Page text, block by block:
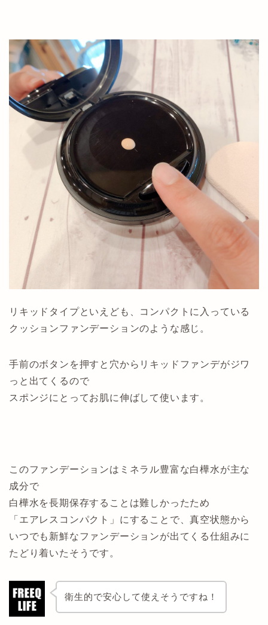
リキッドタイプといえども、コンパクトに入っている
クッションファンデーションのような感じ。
手前のボタンを押すと穴からリキッドファンデがジワ
っと出てくるので
スポンジにとってお肌に伸ばして使います。
このファンデーションはミネラル豊富な白樺水が主な
成分で
白樺水を長期保存することは難しかったため
「エアレスコンパクト」にすることで、真空状態から
いつでも新鮮なファンデーションが出てくる仕組みに
たどり着いたそうです。
衛生的で安心して使えそうですね！